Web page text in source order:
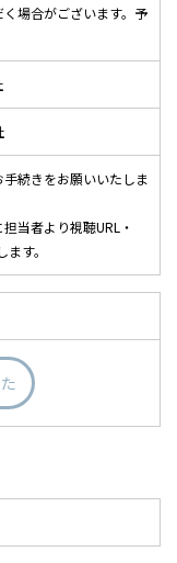
場合がございます。予
手続きをお願いいたしま
当者より視聴URL・
す。